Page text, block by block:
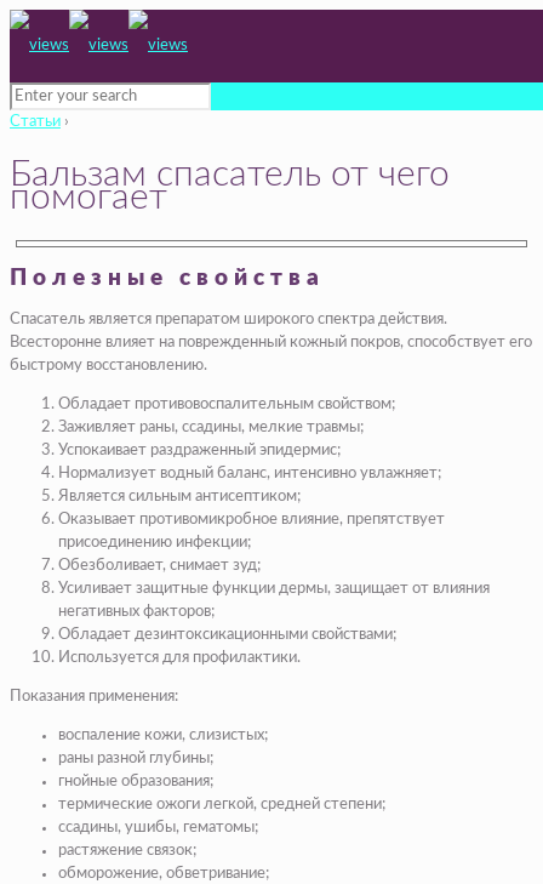
Статьи ›
Бальзам спасатель от чего
помогает
Полезные свойства
Спасатель является препаратом широкого спектра действия.
Всесторонне влияет на поврежденный кожный покров, способствует его
быстрому восстановлению.
Обладает противовоспалительным свойством;
Заживляет раны, ссадины, мелкие травмы;
Успокаивает раздраженный эпидермис;
Нормализует водный баланс, интенсивно увлажняет;
Является сильным антисептиком;
Оказывает противомикробное влияние, препятствует
присоединению инфекции;
Обезболивает, снимает зуд;
Усиливает защитные функции дермы, защищает от влияния
негативных факторов;
Обладает дезинтоксикационными свойствами;
Используется для профилактики.
Показания применения:
воспаление кожи, слизистых;
раны разной глубины;
гнойные образования;
термические ожоги легкой, средней степени;
ссадины, ушибы, гематомы;
растяжение связок;
обморожение, обветривание;